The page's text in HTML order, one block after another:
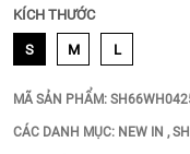
KÍCH THƯỚC
S M L
MÃ SẢN PHẨM:
CÁC DANH MỤC: NEW IN ,